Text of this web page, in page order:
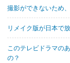
撮影ができないため
リメイク版が日本で
このテレビドラマの
の？